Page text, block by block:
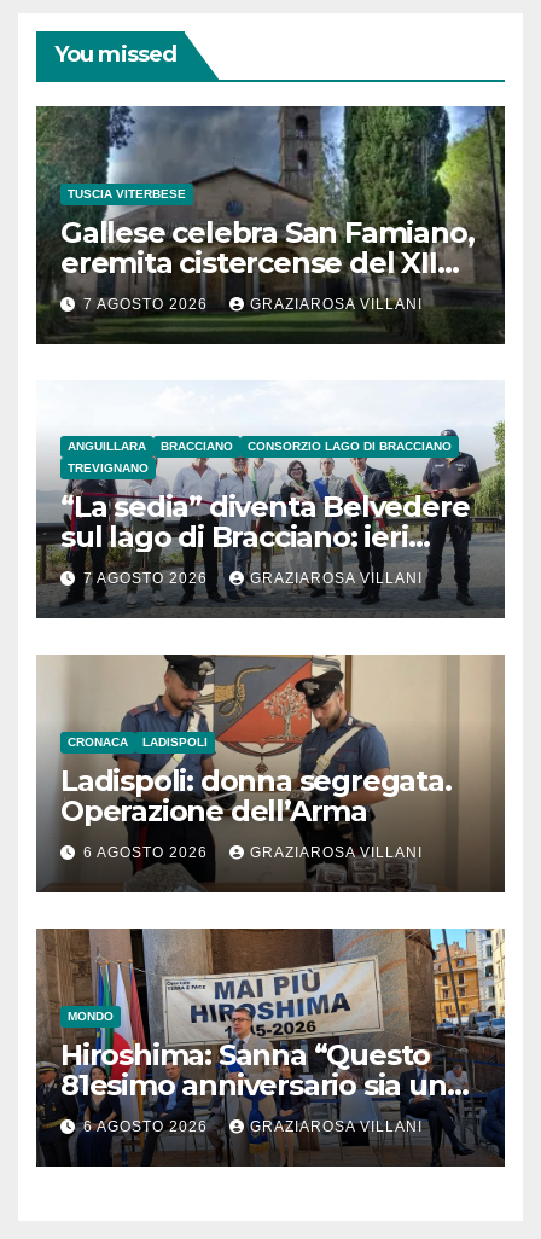
You missed
TUSCIA VITERBESE
Gallese celebra San Famiano,
eremita cistercense del XII
secolo
7 AGOSTO 2026 GRAZIAROSA VILLANI
ANGUILLARA BRACCIANO
CONSORZIO LAGO DI BRACCIANO
TREVIGNANO
“La sedia” diventa Belvedere
sul lago di Bracciano: ieri
l’inaugurazione
7 AGOSTO 2026 GRAZIAROSA VILLANI
CRONACA LADISPOLI
Ladispoli: donna segregata.
Operazione dell’Arma
6 AGOSTO 2026 GRAZIAROSA VILLANI
MONDO
Hiroshima: Sanna “Questo
81esimo anniversario sia un
monito per tutti”
6 AGOSTO 2026 GRAZIAROSA VILLANI